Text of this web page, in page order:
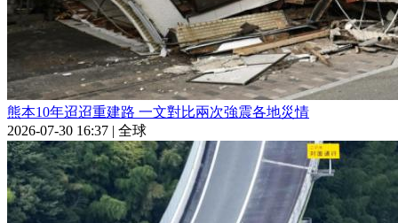
熊本10年迢迢重建路 一文對比兩次強震各地災情
2026-07-30 16:37 | 全球